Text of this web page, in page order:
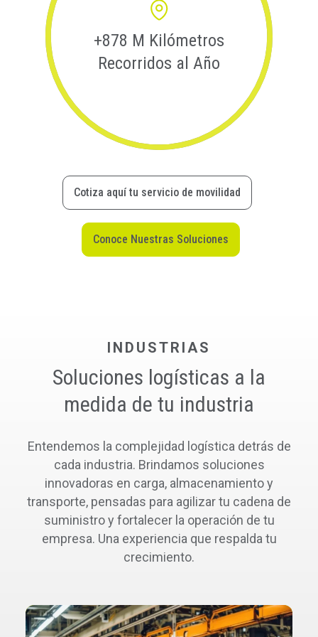
+878 M Kilómetros
Recorridos al Año
Cotiza aquí tu servicio de movilidad
Conoce Nuestras Soluciones
INDUSTRIAS
Soluciones logísticas a la
medida de tu industria
Entendemos la complejidad logística detrás de
cada industria. Brindamos soluciones
innovadoras en carga, almacenamiento y
transporte, pensadas para agilizar tu cadena de
suministro y fortalecer la operación de tu
empresa. Una experiencia que respalda tu
crecimiento.